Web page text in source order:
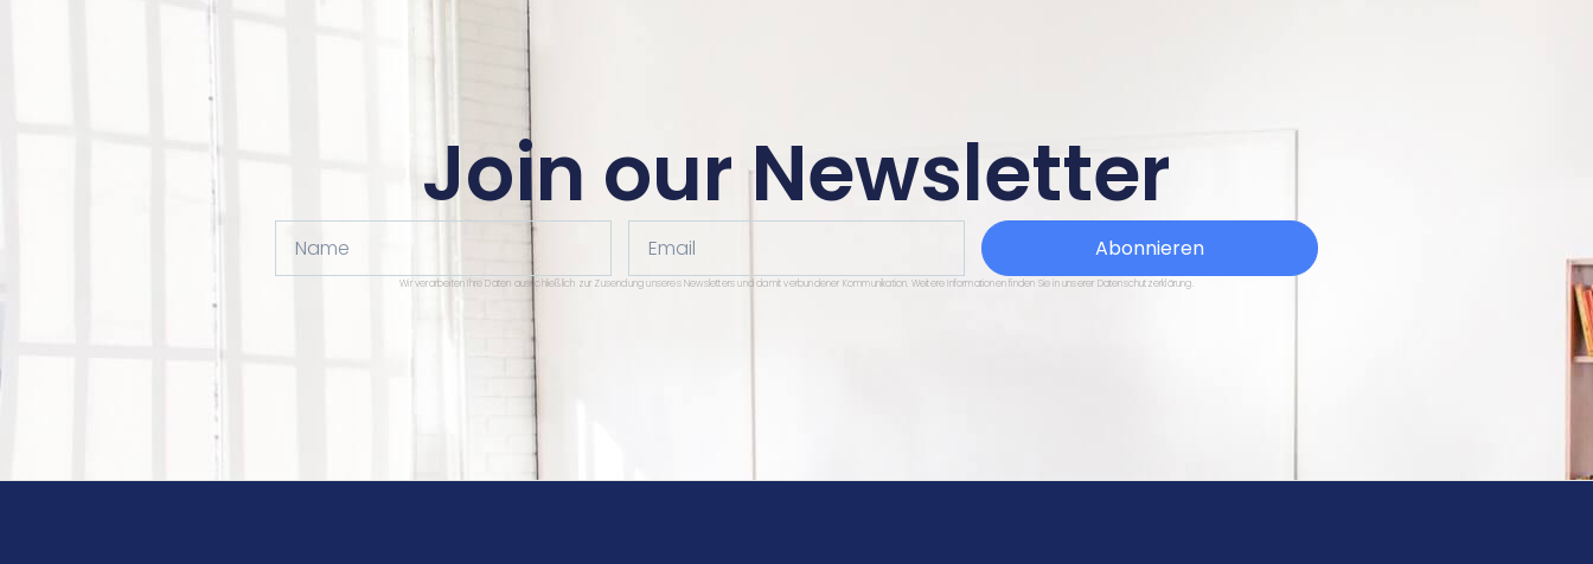
Join our Newsletter
Name Email Abonnieren
Wir verarbeiten Ihre Daten ausschließlich zur Zusendung unseres Newsletters und damit verbundener Kommunikation. Weitere Informationen finden Sie in unserer Datenschutzerklärung.